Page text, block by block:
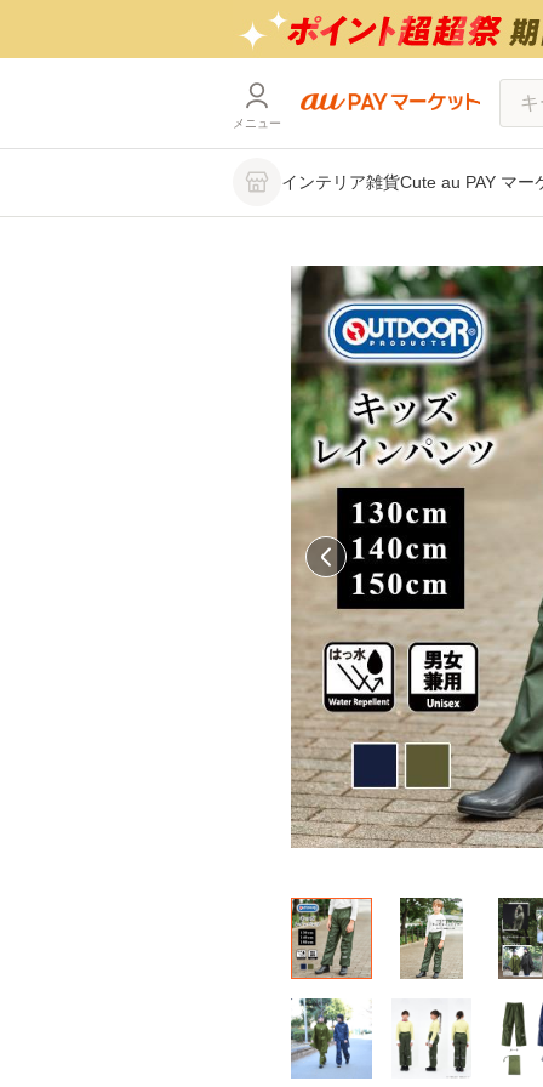
メニュー
インテリア雑貨Cute au PAY マー